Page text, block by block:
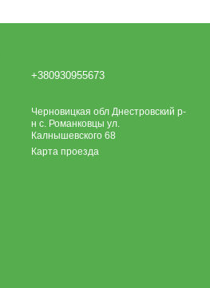
+380930955673
Черновицкая обл Днестровский р-
н с. Романковцы ул.
Калнышевского 68
Карта проезда